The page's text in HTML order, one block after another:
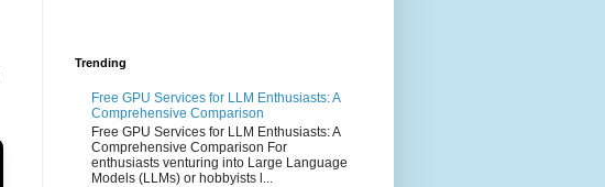
Trending
Free GPU Services for LLM Enthusiasts: A
Comprehensive Comparison
Free GPU Services for LLM Enthusiasts: A
Comprehensive Comparison For
enthusiasts venturing into Large Language
Models (LLMs) or hobbyists l...